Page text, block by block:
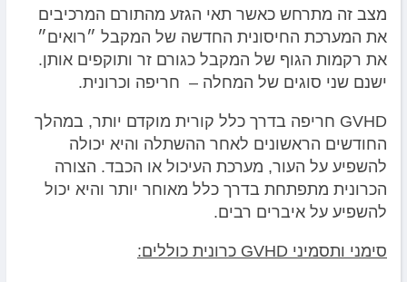
מצב זה מתרחש כאשר תאי הגזע מהתורם המרכיבים
את המערכת החיסונית החדשה של המקבל ״רואים״
את רקמות הגוף של המקבל כגורם זר ותוקפים אותן.
ישנם שני סוגים של המחלה – חריפה וכרונית.
GVHD חריפה בדרך כלל קורית מוקדם יותר, במהלך
החודשים הראשונים לאחר ההשתלה והיא יכולה
להשפיע על העור, מערכת העיכול או הכבד. הצורה
הכרונית מתפתחת בדרך כלל מאוחר יותר והיא יכול
להשפיע על איברים רבים.
סימני ותסמיני GVHD כרונית כוללים: